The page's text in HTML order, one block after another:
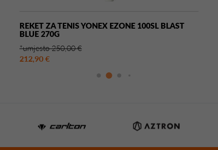
REKET ZA TENIS YONEX EZONE 100SL BLAST
BLUE 270G
*umjesto 250,00 €
212,90 €